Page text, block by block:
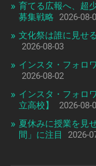
育てる広報へ、超
募集戦略
2026-08-
文化祭は誰に見せ
2026-08-03
インスタ・フォロ
2026-08-02
インスタ・フォロ
立高校】
2026-08-
夏休みに授業を見
間」に注目
2026-